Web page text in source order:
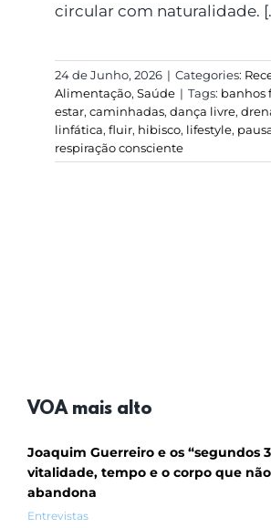
circular com naturalidade.
24 de Junho, 2026 | Categories:
Alimentação, Saúde | Tags: banhos
estar, caminhadas, dança livre,
linfática, fluir, hibisco, lifestyle,
respiração consciente
VOA mais alto
Joaquim Guerreiro e os “segundos
vitalidade, tempo e o corpo que
abandona
Entrevistas